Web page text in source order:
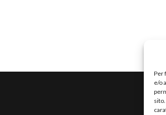
Per
e/o